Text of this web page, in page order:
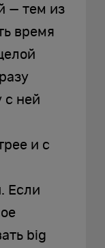
— тем из
время
с ней
и с
Если
big